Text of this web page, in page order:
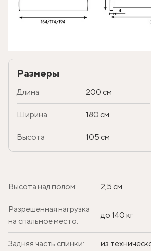
Размеры
Длина 200 см
Ширина 180 см
Высота 105 см
Высота над полом: 2,5 см
Разрешенная нагрузка
на спальное место:
до 140 кг
Задняя часть спинки: из